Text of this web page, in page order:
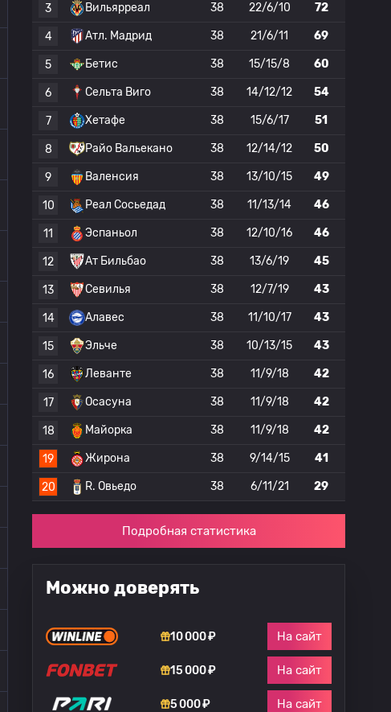
3 Вильярреал 38 22/6/10 72
4 Атл. Мадрид 38 21/6/11 69
5 Бетис 38 15/15/8 60
6 Сельта Виго 38 14/12/12 54
7 Хетафе 38 15/6/17 51
8 Райо Вальекано 38 12/14/12 50
9 Валенсия 38 13/10/15 49
10 Реал Сосьедад 38 11/13/14 46
11 Эспаньол 38 12/10/16 46
12 Ат Бильбао 38 13/6/19 45
13 Севилья 38 12/7/19 43
14 Алавес 38 11/10/17 43
15 Эльче 38 10/13/15 43
16 Леванте 38 11/9/18 42
17 Осасуна 38 11/9/18 42
18 Майорка 38 11/9/18 42
19 Жирона 38 9/14/15 41
20 R. Овьедо 38 6/11/21 29
Подробная статистика
Можно доверять
10 000 ₽ На сайт
15 000 ₽ На сайт
5 000 ₽ На сайт